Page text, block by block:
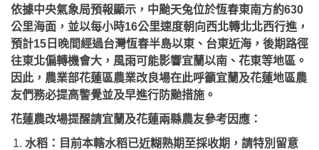
依據中央氣象局預報顯示，中颱天兔位於恆春東南方約630
公里海面，並以每小時16公里速度朝向西北轉北北西行進，
預計15日晚間經過台灣恆春半島以東、台東近海，後期路徑
往東北偏轉機會大，風雨可能影響宜蘭以南、花東等地區。
因此，農業部花蓮區農業改良場在此呼籲宜蘭及花蓮地區農
友們務必提高警覺並及早進行防颱措施。
花蓮農改場提醒請宜蘭及花蓮兩縣農友參考因應：
水稻：目前本轄水稻已近糊熟期至採收期，請特別留意